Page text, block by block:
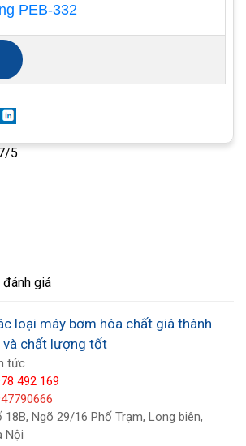
chất FTI
là dòng bơm hóa chất có nguồn
dòng bơm hóa chất cao cấp sử
PEB-332
5
đánh giá
loại máy bơm hóa chất giá thành
và chất lượng tốt
tức
492 169
18B, Ngõ 29/16 Phố Trạm, Long biên,
Nội